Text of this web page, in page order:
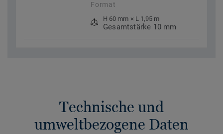
Format
H 60 mm × L 1,95 m
Gesamtstärke 10 mm
Technische und
umweltbezogene Daten